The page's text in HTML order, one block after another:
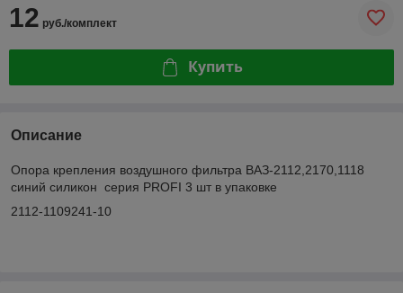
12 руб./комплект
Купить
Описание
Опора крепления воздушного фильтра ВАЗ-2112,2170,1118
синий силикон серия PROFI 3 шт в упаковке
2112-1109241-10